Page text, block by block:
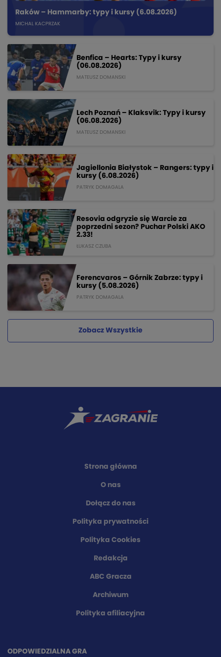
Raków – Hammarby: typy i kursy (6.08.2026)
MICHAL KACPRZAK
Benfica – Hearts: Typy i kursy
(06.08.2026)
MATEUSZ DOMANSKI
Lech Poznań – Klaksvik: Typy i kursy
(06.08.2026)
MATEUSZ DOMANSKI
Jagiellonia Białystok – Rangers: typy i
kursy (6.08.2026)
PATRYK DOMAGALA
Resovia odgryzie się Warcie za
poprzedni sezon? Puchar Polski AKO
2.33!
ŁUKASZ CZUBA
Ferencvaros – Górnik Zabrze: typy i
kursy (5.08.2026)
PATRYK DOMAGALA
Zobacz Wszystkie
Strona główna
O nas
Dołącz do nas
Polityka prywatności
Polityka Cookies
Redakcja
ABC Gracza
Archiwum
Polityka afiliacyjna
ODPOWIEDZIALNA GRA